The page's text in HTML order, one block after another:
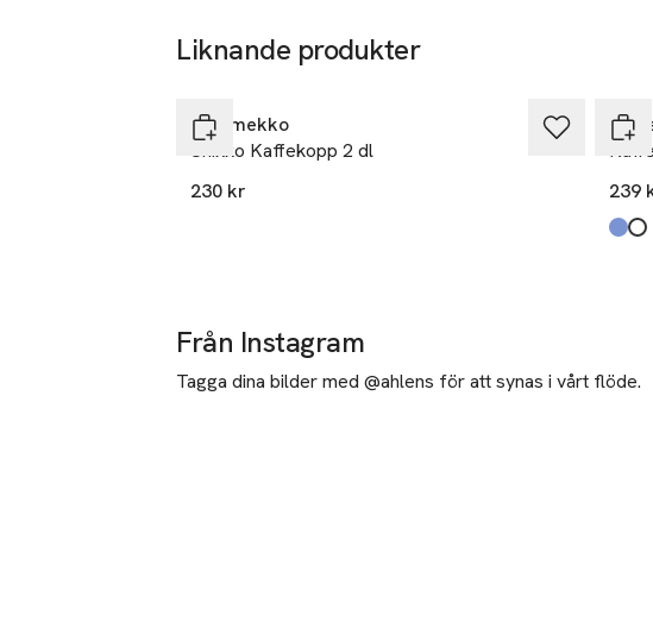
Liknande produkter
Marimekko
Unikko Kaffekopp 2 dl
230 kr
239
Blå,
Vit,
Från Instagram
Tagga dina bilder med @ahlens för att synas i vårt flöde.